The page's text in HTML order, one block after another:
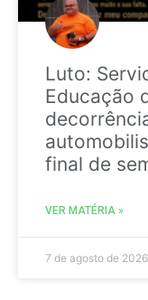
Luto:
Educação
final de
VER MATÉRIA »
7 de agosto de 2026